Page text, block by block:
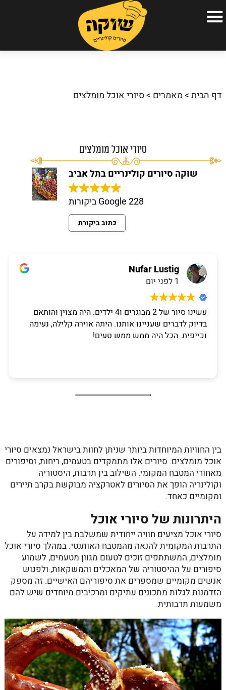
כתבו עלינו
שאלות ותשובות
המלצות
צור קשר
דף הבית>מאמרים >סיורי אוכל מומלצים
סיורי אוכל מומלצים
שוקה סיורים קולינריים בתל אביב
228 Google ביקורות
כתוב ביקורת
Nufar Lustig
1 לפני יום
עשינו סיור של 2 מבוגרים ו4 ילדים. היה מצוין והותאם
בדיוק לדברים שעניינו אותנו. היתה אוירה קלילה, נעימה
וכייפית. הכל היה ממש ממש טעים!
בין החוויות המיוחדות ביותר שניתן לחוות בישראל נמצאים סיורי
אוכל מומלצים. סיורים אלו מתמקדים בטעמים, ריחות, וסיפורים
מאחורי המטבח המקומי. השילוב בין תרבות, היסטוריה
וקולינריה הופך את הסיורים לאטרקציה מבוקשת בקרב תיירים
ומקומיים כאחד.
היתרונות של סיורי אוכל
סיורי אוכל מציעים חוויה ייחודית שמשלבת בין למידה על
התרבות המקומית להנאה מהמטבח האותנטי. במהלך סיורי אוכל
מומלצים, המשתתפים זוכים לטעום מגוון מטעמים, לשמוע
סיפורים על ההיסטוריה של המאכלים והמשקאות, ולפגוש
אנשים מקומיים שמספרים את סיפוריהם האישיים. זה מספק
הזדמנות לגלות מתכונים עתיקים ומרכיבים מיוחדים שיש להם
משמעות תרבותית.